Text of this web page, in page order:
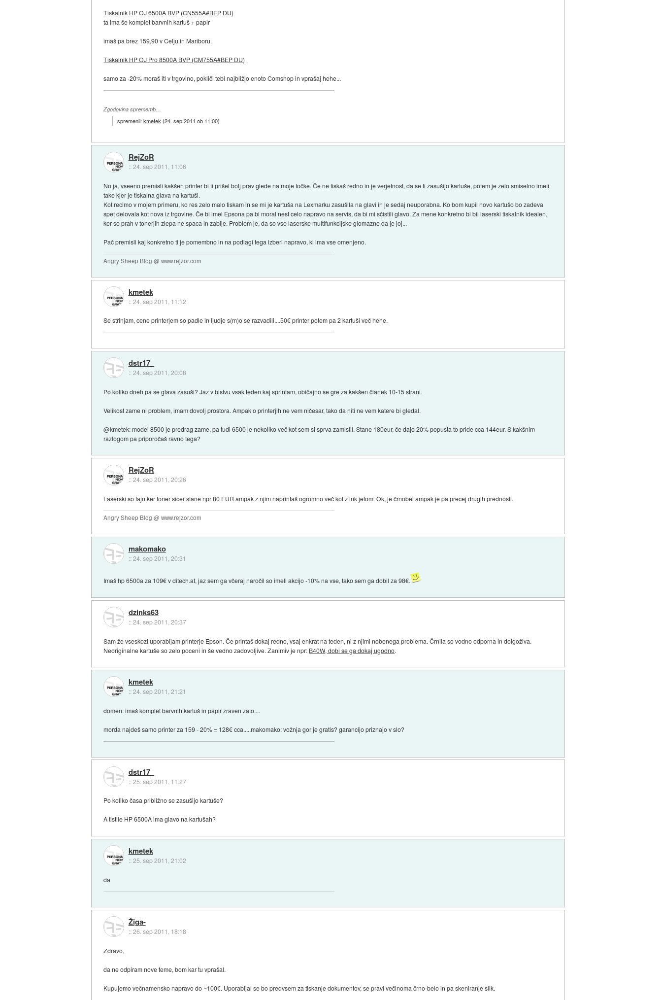
Tiskalnik HP OJ 6500A BVP (CN555A#BEP DU)
ta ima še komplet barvnih kartuš + papir
imaš pa brez 159,90 v Celju in Mariboru.
Tiskalnik HP OJ Pro 8500A BVP (CM755A#BEP DU)
samo za -20% moraš iti v trgovino, pokliči tebi najbližjo enoto Comshop in vprašaj hehe...
Zgodovina sprememb…
spremenil:kmetek (24. sep 2011 ob 11:00)
RejZoR
::24. sep 2011, 11:06
No ja, vseeno premisli kakšen printer bi ti prišel bolj prav glede na moje točke. Če ne tiskaš redno in je verjetnost, da se ti zasušijo kartuše, potem je zelo smiselno imeti
take kjer je tiskalna glava na kartuši.
Kot recimo v mojem primeru, ko res zelo malo tiskam in se mi je kartuša na Lexmarku zasušila na glavi in je sedaj neuporabna. Ko bom kupil novo kartušo bo zadeva
spet delovala kot nova iz trgovine. Če bi imel Epsona pa bi moral nest celo napravo na servis, da bi mi sčistili glavo. Za mene konkretno bi bil laserski tiskalnik idealen,
ker se prah v tonerjih zlepa ne spaca in zabije. Problem je, da so vse laserske multifunkcijske glomazne da je joj...
Pač premisli kaj konkretno ti je pomembno in na podlagi tega izberi napravo, ki ima vse omenjeno.
Angry Sheep Blog @ www.rejzor.com
kmetek
::24. sep 2011, 11:12
Se strinjam, cene printerjem so padle in ljudje s(m)o se razvadili....50€ printer potem pa 2 kartuši več hehe.
dstr17_
::24. sep 2011, 20:08
Po koliko dneh pa se glava zasuši? Jaz v bistvu vsak teden kaj sprintam, običajno se gre za kakšen članek 10-15 strani.
Velikost zame ni problem, imam dovolj prostora. Ampak o printerjih ne vem ničesar, tako da niti ne vem katere bi gledal.
@kmetek: model 8500 je predrag zame, pa tudi 6500 je nekoliko več kot sem si sprva zamislil. Stane 180eur, če dajo 20% popusta to pride cca 144eur. S kakšnim
razlogom pa priporočaš ravno tega?
RejZoR
::24. sep 2011, 20:26
Laserski so fajn ker toner sicer stane npr 80 EUR ampak z njim naprintaš ogromno več kot z ink jetom. Ok, je črnobel ampak je pa precej drugih prednosti.
Angry Sheep Blog @ www.rejzor.com
makomako
::24. sep 2011, 20:31
Imaš hp 6500a za 109€ v ditech.at, jaz sem ga včeraj naročil so imeli akcijo -10% na vse, tako sem ga dobil za 98€.
dzinks63
::24. sep 2011, 20:37
Sam že vseskozi uporabljam printerje Epson. Če printaš dokaj redno, vsaj enkrat na teden, ni z njimi nobenega problema. Črnila so vodno odporna in dolgoživa.
Neoriginalne kartuše so zelo poceni in še vedno zadovoljive. Zanimiv je npr: B40W, dobi se ga dokaj ugodno.
kmetek
::24. sep 2011, 21:21
domen: imaš komplet barvnih kartuš in papir zraven zato....
morda najdeš samo printer za 159 - 20% = 128€ cca.....makomako: vožnja gor je gratis? garancijo priznajo v slo?
dstr17_
::25. sep 2011, 11:27
Po koliko časa približno se zasušijo kartuše?
A tistile HP 6500A ima glavo na kartušah?
kmetek
::25. sep 2011, 21:02
da
Žiga-
::26. sep 2011, 18:18
Zdravo,
da ne odpiram nove teme, bom kar tu vprašal.
Kupujemo večnamensko napravo do ~100€. Uporabljal se bo predvsem za tiskanje dokumentov, se pravi večinoma črno-belo in pa skeniranje slik.